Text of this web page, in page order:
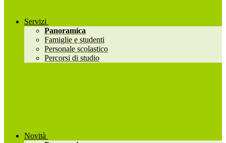
Servizi
Panoramica
Famiglie e studenti
Personale scolastico
Percorsi di studio
Novità